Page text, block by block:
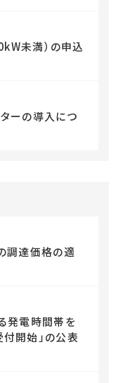
未満）の申込
ーの導入につ
調達価格の適
発電時間帯を
開始」の公表